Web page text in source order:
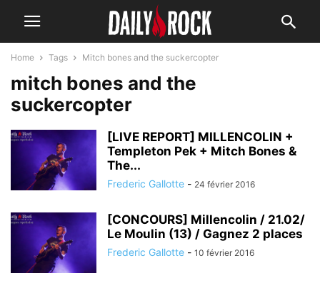
Home Tags Mitch bones and the suckercopter
mitch bones and the
suckercopter
[LIVE REPORT] MILLENCOLIN +
Templeton Pek + Mitch Bones &
The...
Frederic Gallotte - 24 février 2016
[CONCOURS] Millencolin / 21.02/
Le Moulin (13) / Gagnez 2 places
Frederic Gallotte - 10 février 2016